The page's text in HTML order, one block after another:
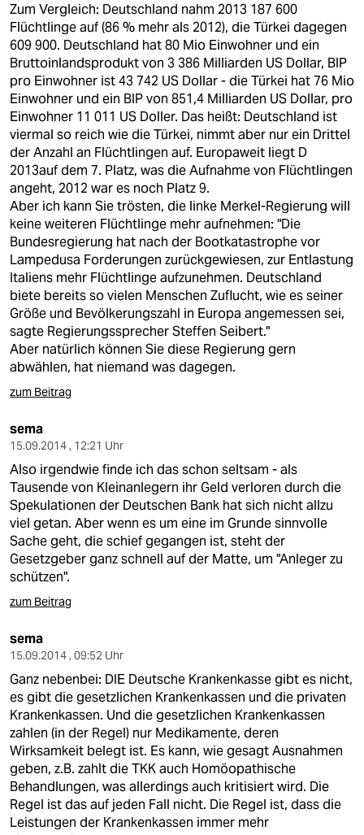
Zum Vergleich: Deutschland nahm 2013 187 600
Flüchtlinge auf (86 % mehr als 2012), die Türkei dagegen
609 900. Deutschland hat 80 Mio Einwohner und ein
Bruttoinlandsprodukt von 3 386 Milliarden US Dollar, BIP
pro Einwohner ist 43 742 US Dollar - die Türkei hat 76 Mio
Einwohner und ein BIP von 851,4 Milliarden US Dollar, pro
Einwohner 11 011 US Doller. Das heißt: Deutschland ist
viermal so reich wie die Türkei, nimmt aber nur ein Drittel
der Anzahl an Flüchtlingen auf. Europaweit liegt D
2013auf dem 7. Platz, was die Aufnahme von Flüchtlingen
angeht, 2012 war es noch Platz 9.
Aber ich kann Sie trösten, die linke Merkel-Regierung will
keine weiteren Flüchtlinge mehr aufnehmen: "Die
Bundesregierung hat nach der Bootkatastrophe vor
Lampedusa Forderungen zurückgewiesen, zur Entlastung
Italiens mehr Flüchtlinge aufzunehmen. Deutschland
biete bereits so vielen Menschen Zuflucht, wie es seiner
Größe und Bevölkerungszahl in Europa angemessen sei,
sagte Regierungssprecher Steffen Seibert."
Aber natürlich können Sie diese Regierung gern
abwählen, hat niemand was dagegen.
zum Beitrag
sema
15.09.2014 , 12:21 Uhr
Also irgendwie finde ich das schon seltsam - als
Tausende von Kleinanlegern ihr Geld verloren durch die
Spekulationen der Deutschen Bank hat sich nicht allzu
viel getan. Aber wenn es um eine im Grunde sinnvolle
Sache geht, die schief gegangen ist, steht der
Gesetzgeber ganz schnell auf der Matte, um "Anleger zu
schützen".
zum Beitrag
sema
15.09.2014 , 09:52 Uhr
Ganz nebenbei: DIE Deutsche Krankenkasse gibt es nicht,
es gibt die gesetzlichen Krankenkassen und die privaten
Krankenkassen. Und die gesetzlichen Krankenkassen
zahlen (in der Regel) nur Medikamente, deren
Wirksamkeit belegt ist. Es kann, wie gesagt Ausnahmen
geben, z.B. zahlt die TKK auch Homöopathische
Behandlungen, was allerdings auch kritisiert wird. Die
Regel ist das auf jeden Fall nicht. Die Regel ist, dass die
Leistungen der Krankenkassen immer mehr